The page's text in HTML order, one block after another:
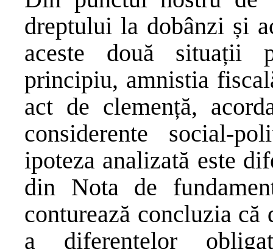
dreptului la dobânzi și
aceste două situații
principiu, amnistia
act de clemență,
considerente social-
ipoteza analizată este
din Nota de
conturează concluzia
a diferențelor